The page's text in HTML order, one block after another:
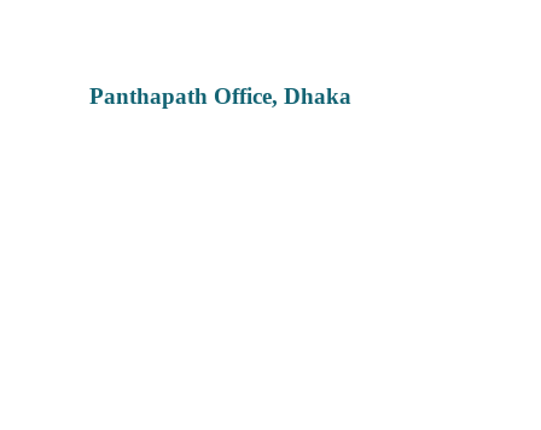
Panthapath Office, Dhaka